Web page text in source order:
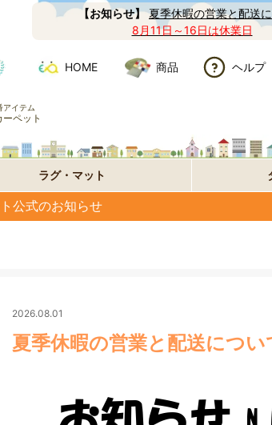
【お知らせ】 夏季休暇の営業と配送
8月11日～16日は休業日
HOME 商品 ヘルプ
アイテム
ペット
ラグ・マット
公式のお知らせ
2026.08.01
夏季休暇の営業と配送につい